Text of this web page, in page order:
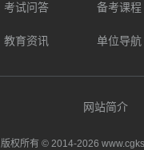
12
综合
人社
考试问答 备考课程
教育资讯 单位导航
网站简介
版权所有 © 2014-2026